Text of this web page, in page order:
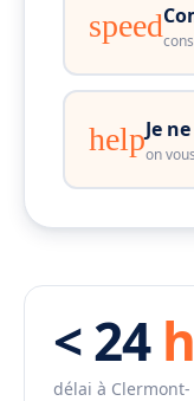
speed
helpJe
on
< 24 h
délai à Clermont-